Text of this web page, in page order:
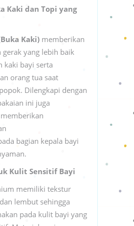
Kaki dan Topi yang
Kaki) memberikan
gerak yang lebih baik
kaki bayi serta
orang tua saat
Dilengkapi dengan
ini juga
bagian kepala bayi
Kulit Sensitif Bayi
memiliki tekstur
lembut sehingga
pada kulit bayi yang